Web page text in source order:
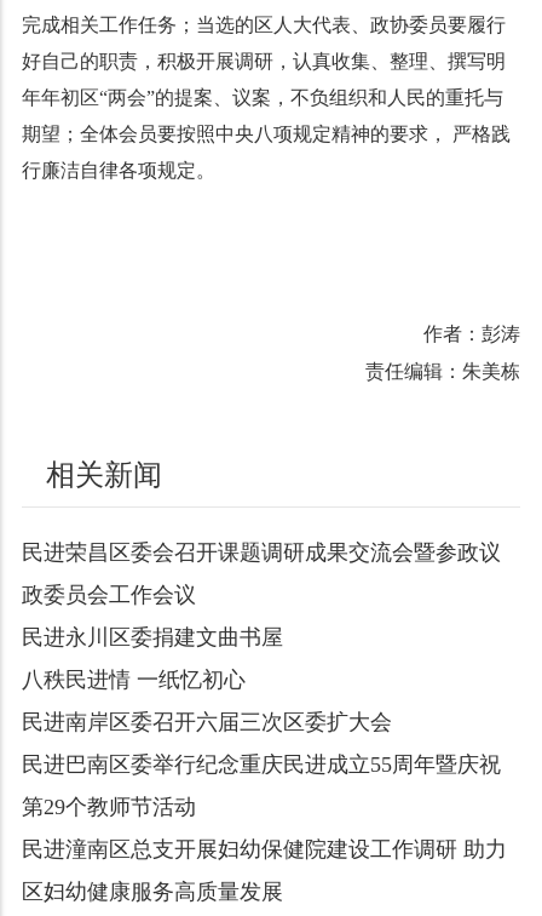
完成相关工作任务；当选的区人大代表、政协委员要履行
好自己的职责，积极开展调研，认真收集、整理、撰写明
年年初区“两会”的提案、议案，不负组织和人民的重托与
期望；全体会员要按照中央八项规定精神的要求， 严格践
行廉洁自律各项规定。
作者：彭涛
责任编辑：朱美栋
相关新闻
民进荣昌区委会召开课题调研成果交流会暨参政议
政委员会工作会议
民进永川区委捐建文曲书屋
八秩民进情 一纸忆初心
民进南岸区委召开六届三次区委扩大会
民进巴南区委举行纪念重庆民进成立55周年暨庆祝
第29个教师节活动
民进潼南区总支开展妇幼保健院建设工作调研 助力
区妇幼健康服务高质量发展